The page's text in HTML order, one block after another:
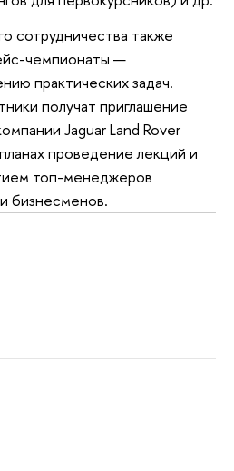
сотрудничества также
чемпионаты —
практических задач.
получат приглашение
Jaguar Land Rover
проведение лекций и
топ-менеджеров
бизнесменов.